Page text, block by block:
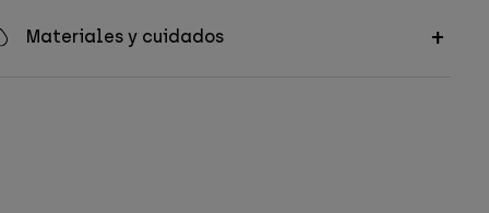
Materiales y cuidados